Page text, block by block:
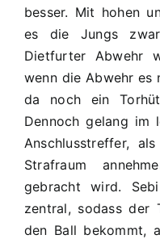
besser. Mit hohen
es die Jungs
Dietfurter Abwehr
wenn die Abwehr
da noch ein
Dennoch gelang im
Anschlusstreffer,
Strafraum
gebracht wird.
zentral, sodass der
den Ball bekommt,